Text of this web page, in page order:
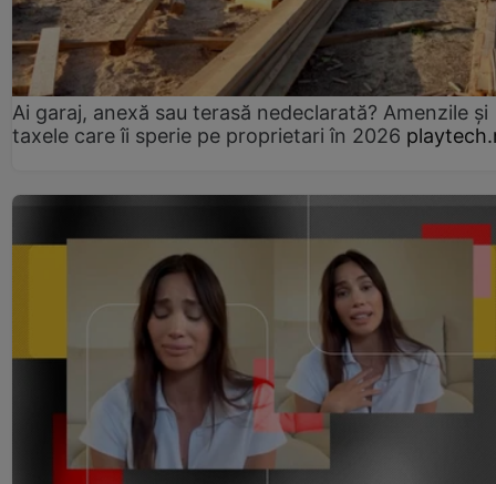
Ai garaj, anexă sau terasă nedeclarată? Amenzile și
taxele care îi sperie pe proprietari în 2026